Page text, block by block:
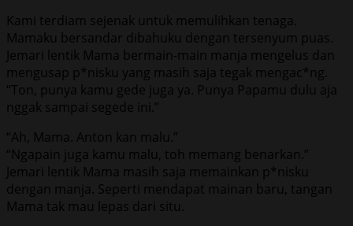
Kami terdiam sejenak untuk memulihkan tenaga.
Mamaku bersandar dibahuku dengan tersenyum puas.
Jemari lentik Mama bermain-main manja mengelus dan
mengusap p*nisku yang masih saja tegak mengac*ng.
“Ton, punya kamu gede juga ya. Punya Papamu dulu aja
nggak sampai segede ini.”
“Ah, Mama. Anton kan malu.”
“Ngapain juga kamu malu, toh memang benarkan.”
Jemari lentik Mama masih saja memainkan p*nisku
dengan manja. Seperti mendapat mainan baru, tangan
Mama tak mau lepas dari situ.